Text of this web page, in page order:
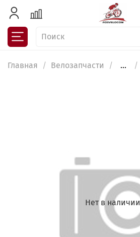
Главная Велозапчасти ...
Нет в наличии